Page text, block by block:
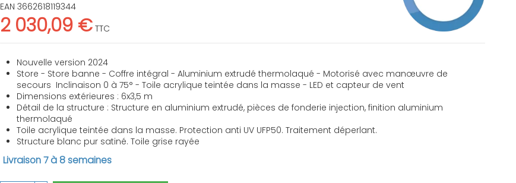
EAN 3662618119344
2 030,09 € TTC
Nouvelle version 2024
Store - Store banne - Coffre intégral - Aluminium extrudé thermolaqué - Motorisé avec manœuvre de
secours Inclinaison 0 à 75° - Toile acrylique teintée dans la masse - LED et capteur de vent
Dimensions extérieures : 6x3,5 m
Détail de la structure : Structure en aluminium extrudé, pièces de fonderie injection, finition aluminium
thermolaqué
Toile acrylique teintée dans la masse. Protection anti UV UFP50. Traitement déperlant.
Structure blanc pur satiné. Toile grise rayée
Livraison 7 à 8 semaines